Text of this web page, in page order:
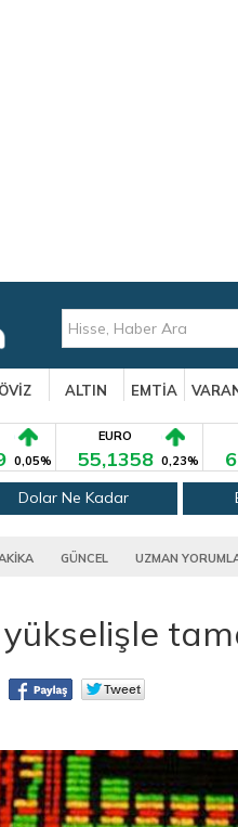
ALTIN EMTİA
0,05%
EURO
55,1358 0,23%
Dolar Ne Kadar
GÜNCEL UZMAN
yükselişle